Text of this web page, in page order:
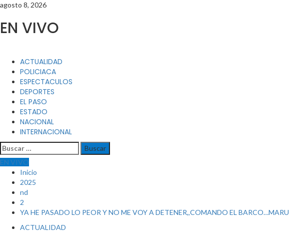
Saltar
contenido
agosto 8, 2026
EN VIVO
Menú
principal
ACTUALIDAD
POLICIACA
ESPECTACULOS
DEPORTES
EL PASO
ESTADO
NACIONAL
INTERNACIONAL
Buscar:
EN VIVO
Inicio
2025
nd
2
YA HE PASADO LO PEOR Y NO ME VOY A DETENER,,COMANDO EL BARCO…MARU
ACTUALIDAD